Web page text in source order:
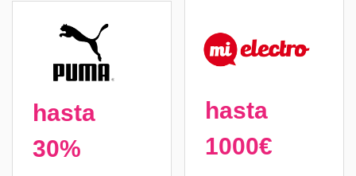
hasta
30%
hasta
1000€